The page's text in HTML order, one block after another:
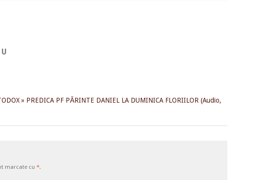
» PREDICA PF PĂRINTE DANIEL LA DUMINICA FLORIILOR (Audio,
marcate cu *.